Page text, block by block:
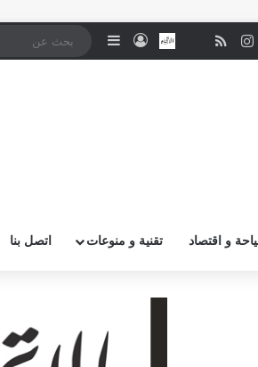
انستقرامملخص الموقع RSS
نبض اتصل بــنـا
تسجيل الدخول
إضافة عمود جانبي
و اقتصاد تقنية و منوعات اتصل بنا